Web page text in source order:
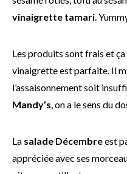
vinaigrette tamari .
Les produits sont frais et
vinaigrette est parfaite. Il
l’assaisonnement soit
Mandy’s , on a le sens du
La salade Décembreest
appréciée avec ses